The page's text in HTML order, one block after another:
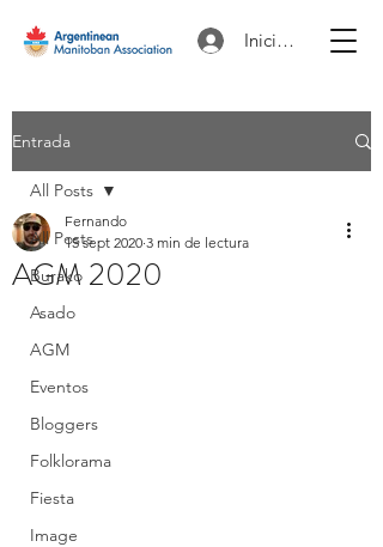
Iniciar sesión
Entrada
All Posts
Burako
Asado
AGM
Eventos
Bloggers
Folklorama
Fiesta
Image
All Posts
AGM 2020
Fernando
15 sept 2020 3 min de lectura